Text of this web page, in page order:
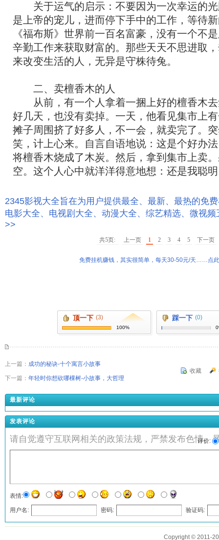
关于运气的启示：不要因为一次幸运的光
是上帝的宠儿，进而停下手中的工作，等待
《福布斯》世界前一百名富豪，没有一个不
辛勤工作来获取财富的。那些天天不思进取
来改变生活的人，无异是守株待兔。
二、卖檀香木的人
从前，有一个人拿着一捆上好的檀香木去
好几天，也没有卖掉。一天，他看见集市上
摊子周围挤了好多人，不一会，就卖完了。
笑，计上心来。自言自语地说：这是个好办
将檀香木烧成了木炭。然后，拿到集市上卖
空。这个人心中就洋洋得意地想：还是我聪
2345影视大全旨在为用户提供最全、最新、最热的免
电影大全、电视剧大全、动漫大全、综艺精选、微视
>>
共5页: 上一页 1 2 3 4 5 下一页
免费挂机赚钱，其实很简单，每天30-50元/天……点
顶一下 (3)
100%
踩一下 (0)
上一篇： 成功的秘诀-十个寓言小故事
下一篇： 年轻时你想砍哪棵树-小故事，大哲理
收藏
最新评论
发表评论
请自觉遵守互联网相关的政策法规，严禁发布色情、
评价:
表情:
用户名: 密码: 验证码:
发表评论
Copyright © 2011-